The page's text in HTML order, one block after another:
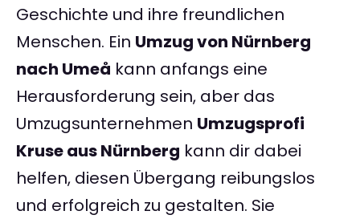
Geschichte und ihre freundlichen
Menschen. Ein Umzug von Nürnberg
nach Umeå kann anfangs eine
Herausforderung sein, aber das
Umzugsunternehmen Umzugsprofi
Kruse aus Nürnberg kann dir dabei
helfen, diesen Übergang reibungslos
und erfolgreich zu gestalten. Sie